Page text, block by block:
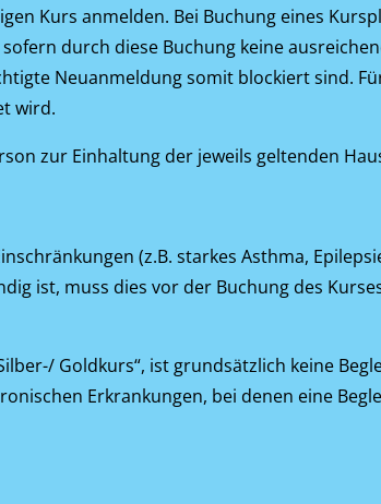
Kurs anmelden. Bei Buchung eines
durch diese Buchung keine
Neuanmeldung somit blockiert sind.
wird.
zur Einhaltung der jeweils geltenden
(z.B. starkes Asthma,
ist, muss dies vor der Buchung des
Goldkurs“, ist grundsätzlich keine
Erkrankungen, bei denen eine